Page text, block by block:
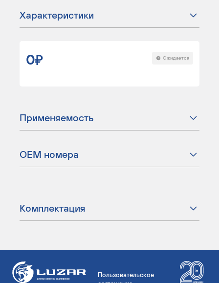
Характеристики
0 Ожидается
Применяемость
ОЕМ номера
Комплектация
Пользовательское